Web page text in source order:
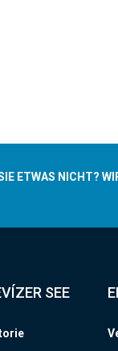
ETWAS NICHT?
SEE